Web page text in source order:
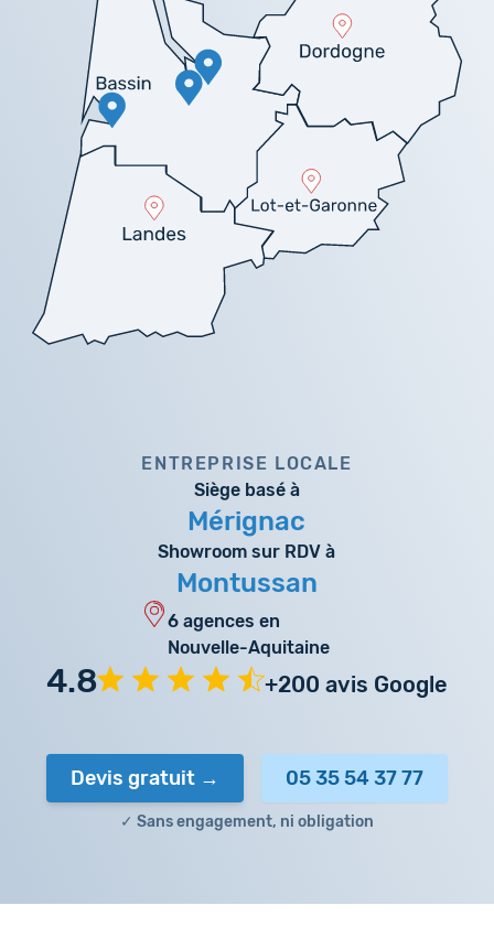
ENTREPRISE LOCALE
Siège basé à
Mérignac
Showroom sur RDV à
Montussan
6 agences en
Nouvelle-Aquitaine
4.8 +200 avis Google
Devis gratuit 05 35 54 37 77
✓ Sans engagement, ni obligation